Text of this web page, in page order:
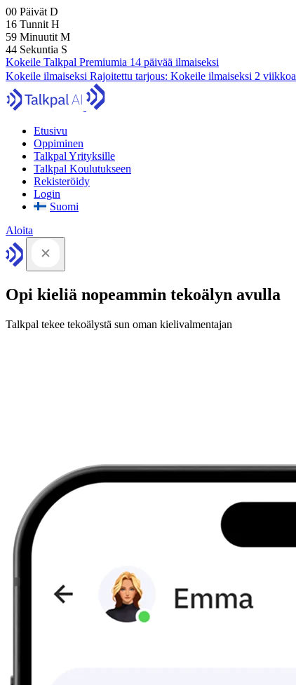
00 Päivät D
16 Tunnit H
59 Minuutit M
43 Sekuntia S
Kokeile Talkpal Premiumia 14 päivää ilmaiseksi
Kokeile ilmaiseksi Rajoitettu tarjous: Kokeile ilmaiseksi 2 viikkoa
Etusivu
Oppiminen
Talkpal Yrityksille
Talkpal Koulutukseen
Rekisteröidy
Login
Suomi
Aloita
Opi kieliä nopeammin tekoälyn avulla
Talkpal tekee tekoälystä sun oman kielivalmentajan